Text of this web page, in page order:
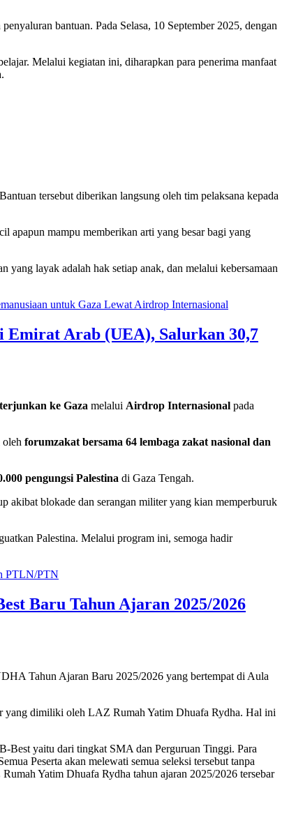
bantuan. Pada Selasa, 10 September 2025, dengan
Melalui kegiatan ini, diharapkan para penerima manfaat
tersebut diberikan langsung oleh tim pelaksana kepada
apapun mampu memberikan arti yang besar bagi yang
yang layak adalah hak setiap anak, dan melalui kebersamaan
Emirat Arab (UEA), Salurkan 30,7
ke Gaza melalui Airdrop Internasional pada
oleh forumzakat bersama 64 lembaga zakat nasional dan
pengungsi Palestina di Gaza Tengah.
akibat blokade dan serangan militer yang kian memperburuk
Palestina. Melalui program ini, semoga hadir
Baru Tahun Ajaran 2025/2026
Tahun Ajaran Baru 2025/2026 yang bertempat di Aula
yang dimiliki oleh LAZ Rumah Yatim Dhuafa Rydha. Hal ini
Best yaitu dari tingkat SMA dan Perguruan Tinggi. Para
Peserta akan melewati semua seleksi tersebut tanpa
Yatim Dhuafa Rydha tahun ajaran 2025/2026 tersebar